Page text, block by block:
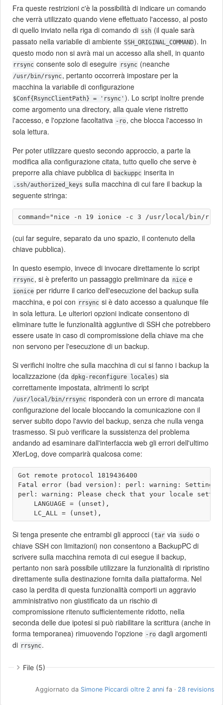
Fra queste restrizioni c'è la possibilità di indicare un comando
che verrà utilizzato quando viene effettuato l'accesso, al posto
di quello inviato nella riga di comando di ssh (il quale sarà
passato nella variabile di ambiente SSH_ORIGINAL_COMMAND). In
questo modo non si avrà mai un accesso alla shell, in quanto
rrsync consente solo di eseguire rsync (neanche
/usr/bin/rsync, pertanto occorrerà impostare per la
macchina la variabile di configurazione
$Conf{RsyncClientPath} = 'rsync' ). Lo script inoltre prende
come argomento una directory, alla quale viene ristretto
l'accesso, e l'opzione facoltativa -ro, che blocca l'accesso in
sola lettura.
Per poter utilizzare questo secondo approccio, a parte la
modifica alla configurazione citata, tutto quello che serve è
preporre alla chiave pubblica di backuppc inserita in
.ssh/authorized_keys sulla macchina di cui fare il backup la
seguente stringa:
(cui far seguire, separato da uno spazio, il contenuto della
chiave pubblica).
In questo esempio, invece di invocare direttamente lo script
rrsync, si è preferito un passaggio preliminare da nice e
ionice per ridurre il carico dell'esecuzione del backup sulla
macchina, e poi con rrsync si è dato accesso a qualunque file
in sola lettura. Le ulteriori opzioni indicate consentono di
eliminare tutte le funzionalità aggiuntive di SSH che potrebbero
essere usate in caso di compromissione della chiave ma che
non servono per l'esecuzione di un backup.
Si verifichi inoltre che sulla macchina di cui si fanno i backup la
localizzazione (da dpkg-reconfigure locales) sia
correttamente impostata, altrimenti lo script
/usr/local/bin/rrsync risponderà con un errore di mancata
configurazione del locale bloccando la comunicazione con il
server subito dopo l'avvio del backup, senza che nulla venga
trasmesso. Si può verificare la sussistenza del problema
andando ad esaminare dall'interfaccia web gli errori dell'ultimo
XferLog, dove comparirà qualcosa come:
Got remote protocol 1819436400
Fatal error (bad version): perl: warning: Setting
perl: warning: Please check that your locale
    LANGUAGE = (unset),
Si tenga presente che entrambi gli approcci (tar via sudo o
chiave SSH con limitazioni) non consentono a BackupPC di
scrivere sulla macchina remota di cui esegue il backup,
pertanto non sarà possibile utilizzare la funzionalità di ripristino
direttamente sulla destinazione fornita dalla piattaforma. Nel
caso la perdita di questa funzionalità comporti un aggravio
amministrativo non giustificato da un rischio di
compromissione ritenuto sufficientemente ridotto, nella
seconda delle due ipotesi si può riabilitare la scrittura (anche in
forma temporanea) rimuovendo l'opzione -ro dagli argomenti
di rrsync.
File (5)
Aggiornato da Simone Piccardi oltre 2 anni fa · 28 revisions